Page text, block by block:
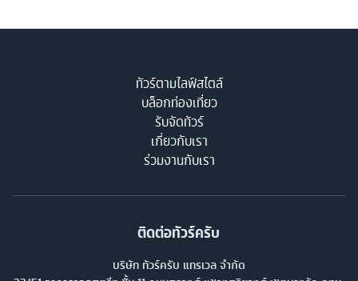
ทัวร์ตามไลฟ์สไตล์
บล็อกท่องเที่ยว
รับจัดทัวร์
เกี่ยวกับเรา
ร่วมงานกับเรา
ติดต่อทัวร์ครับ
บริษัท ทัวร์ครับ แทรเวล จำกัด